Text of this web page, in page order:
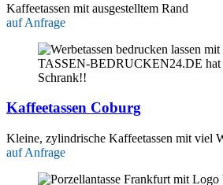
Kaffeetassen mit ausgestelltem Rand
auf Anfrage
Kaffeetassen Coburg
Kleine, zylindrische Kaffeetassen mit viel
auf Anfrage